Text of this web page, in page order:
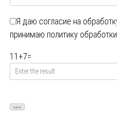
Я даю согласие на
принимаю политику
11 +7=